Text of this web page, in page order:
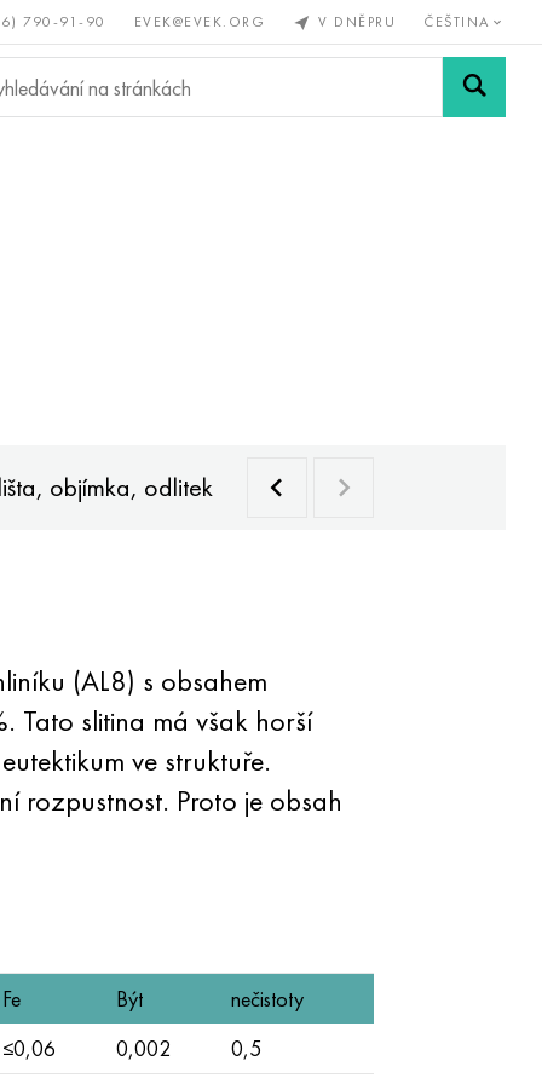
790-91-90 EVEK@EVEK.ORG V DNĚPRU ČEŠTINA
Legovaná Sítě a
objímka, odlitek
(AL8) s obsahem
Tato slitina má však horší
ve struktuře.
rozpustnost. Proto je obsah
Fe Být
nečistoty
≤0,06 0,002 0,5